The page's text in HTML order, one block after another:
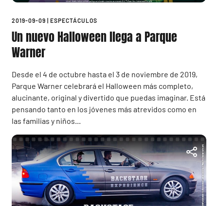
2019-09-09 ESPECTÁCULOS
Un nuevo Halloween llega a Parque
Warner
Desde el 4 de octubre hasta el 3 de noviembre de 2019,
Parque Warner celebrará el Halloween más completo,
alucinante, original y divertido que puedas imaginar. Está
pensando tanto en los jóvenes más atrevidos como en
las familias y niños...